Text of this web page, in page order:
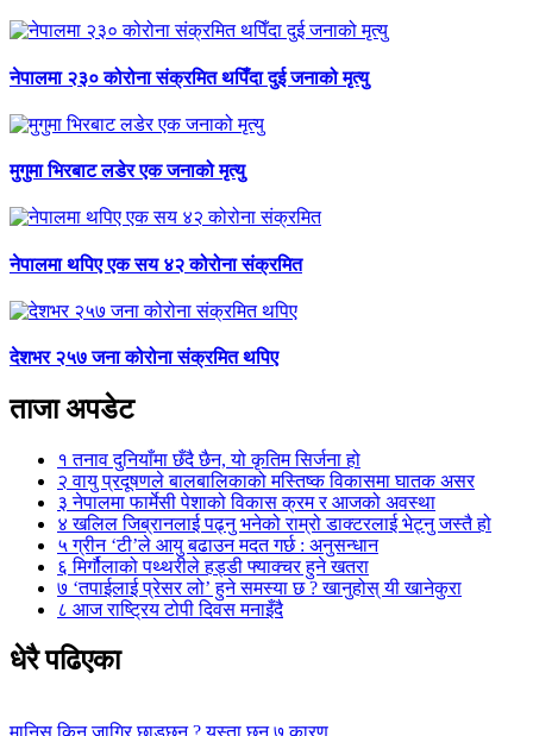
नेपालमा २३० कोरोना संक्रमित थपिँदा दुई जनाको मृत्यु
मुगुमा भिरबाट लडेर एक जनाको मृत्यु
नेपालमा थपिए एक सय ४२ कोरोना संक्रमित
देशभर २५७ जना कोरोना संक्रमित थपिए
ताजा अपडेट
१ तनाव दुनियाँमा छँदै छैन, यो कृतिम सिर्जना हो
२ वायु प्रदूषणले बालबालिकाको मस्तिष्क विकासमा घातक असर
३ नेपालमा फार्मेसी पेशाको विकास क्रम र आजको अवस्था
४ खलिल जिब्रानलाई पढ्नु भनेको राम्रो डाक्टरलाई भेट्नु जस्तै हो
५ग्रीन ‘टी’ले आयु बढाउन मदत गर्छ : अनुसन्धान
६ मिर्गौलाको पथ्थरीले हड्डी फ्याक्चर हुने खतरा
७ ‘तपाईलाई प्रेसर लो’ हुने समस्या छ ? खानुहोस् यी खानेकुरा
८ आज राष्ट्रिय टोपी दिवस मनाइँदै
धेरै पढिएका